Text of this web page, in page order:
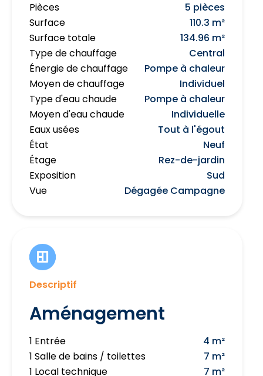
Pièces
5 pièces
Surface
110.3 m²
Surface totale
134.96 m²
Type de chauffage
Central
Énergie de chauffage
Pompe à chaleur
Moyen de chauffage
Individuel
Type d'eau chaude
Pompe à chaleur
Moyen d'eau chaude
Individuelle
Eaux usées
Tout à l'égout
État
Neuf
Étage
Rez-de-jardin
Exposition
Sud
Vue
Dégagée Campagne
Descriptif
Aménagement
1 Entrée
4 m²
1 Salle de bains / toilettes
7 m²
1 Local technique
7 m²